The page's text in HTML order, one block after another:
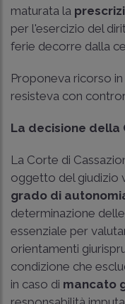
maturata la
per l'esercizio del
ferie decorre dalla
Proponeva ricorso
resisteva con
La decisione della
La Corte di
oggetto del giudizio
grado di
determinazione
essenziale per
orientamenti
condizione che
in caso di mancato